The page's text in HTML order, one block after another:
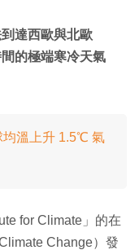
達西歐與北歐
的極端寒冷天氣
均溫上升 1.5℃ 氣
for Climate」的在
Change）發